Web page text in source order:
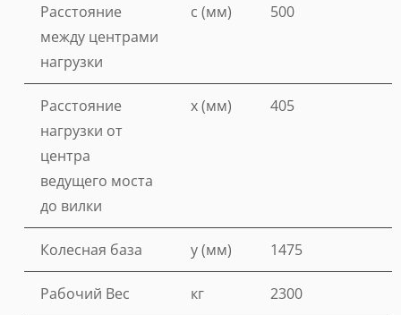
Расстояние
между центрами
нагрузки
c (мм) 500
Расстояние
нагрузки от
центра
ведущего моста
до вилки
x (мм) 405
Колесная база y (мм) 1475
Рабочий Вес кг 2300